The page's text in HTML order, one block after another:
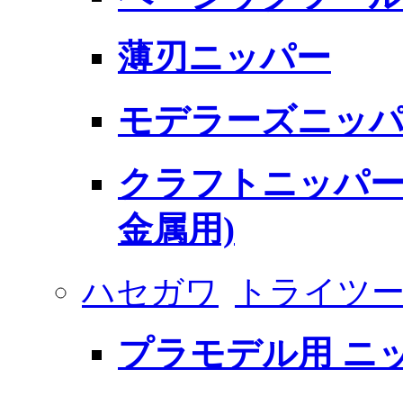
薄刃ニッパー
モデラーズニッ
クラフトニッパ
金属用)
ハセガワ トライツ
プラモデル用 ニ